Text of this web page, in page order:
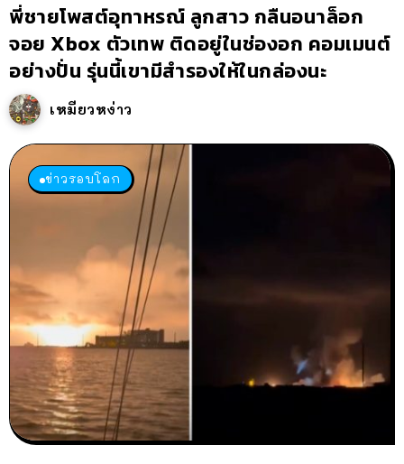
พี่ชายโพสต์อุทาหรณ์ ลูกสาว กลืนอนาล็อก
จอย Xbox ตัวเทพ ติดอยู่ในช่องอก คอมเมนต์
อย่างปั่น รุ่นนี้เขามีสำรองให้ในกล่องนะ
เหมียวหง่าว
ข่าวรอบโลก